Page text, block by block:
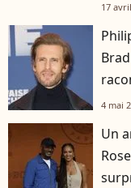
17
4 mai
Un